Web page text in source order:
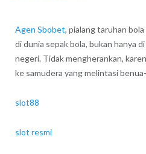
Agen Sbobet, pialang taruhan
di dunia sepak bola, bukan hanya
negeri. Tidak mengherankan,
ke samudera yang melintasi
slot88
slot resmi